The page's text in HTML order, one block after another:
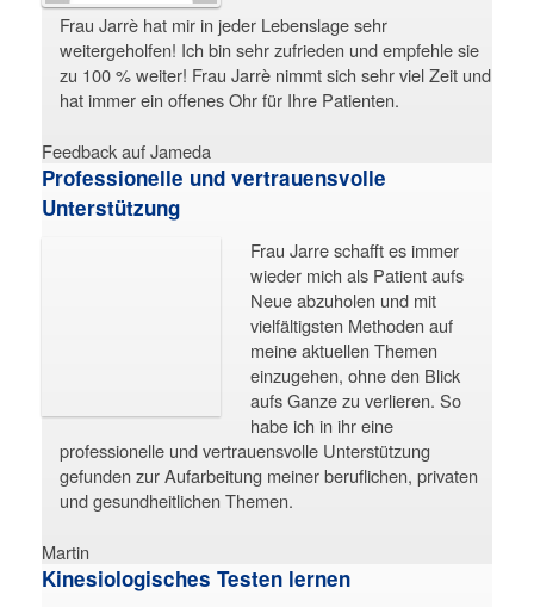
Frau Jarrè hat mir in jeder Lebenslage sehr
weitergeholfen! Ich bin sehr zufrieden und empfehle sie
zu 100 % weiter! Frau Jarrè nimmt sich sehr viel Zeit und
hat immer ein offenes Ohr für Ihre Patienten.
Feedback auf Jameda
Professionelle und vertrauensvolle
Unterstützung
Frau Jarre schafft es immer
wieder mich als Patient aufs
Neue abzuholen und mit
vielfältigsten Methoden auf
meine aktuellen Themen
einzugehen, ohne den Blick
aufs Ganze zu verlieren. So
habe ich in ihr eine
professionelle und vertrauensvolle Unterstützung
gefunden zur Aufarbeitung meiner beruflichen, privaten
und gesundheitlichen Themen.
Martin
Kinesiologisches Testen lernen